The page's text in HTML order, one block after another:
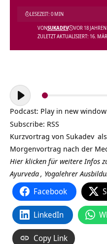
ZULETZT AKTUALISIERT: 16.
VONSUKADEV VOR 18 JAHREN
LESEZEIT: 0 MIN
Audio-
Player
Podcast: Play in new window
Subscribe: RSS
Kurzvortrag von Sukadev
Morgenvortrag nach der
Hier klicken für weitere Infos
Ayurveda, Yogalehrer
Facebook
LinkedIn
Copy Link